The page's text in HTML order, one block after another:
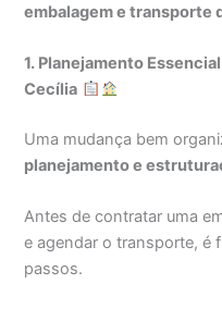
embalagem e transporte
1. Planejamento
Cecília
Uma mudança bem
planejamento e
Antes de contratar uma
e agendar o transporte, é
passos.